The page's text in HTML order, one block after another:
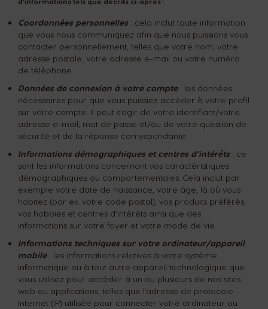
Coordonnées personnelles : cela inclut toute information
que vous nous communiquez afin que nous puissions vous
contacter personnellement, telles que votre nom, votre
adresse postale, votre adresse e-mail ou votre numéro
de téléphone.
Données de connexion à votre compte: les données
nécessaires pour que vous puissiez accéder à votre profil
sur votre compte. Il peut s’agir de votre identifiant/votre
adresse e-mail, mot de passe et/ou de votre question de
sécurité et de la réponse correspondante.
Informations démographiques et centres d’intérêts : ce
sont les informations concernant vos caractéristiques
démographiques ou comportementales. Cela inclut par
exemple votre date de naissance, votre âge, là où vous
habitez (par ex. votre code postal), vos produits préférés,
vos hobbies et centres d’intérêts ainsi que des
informations sur votre foyer et votre mode de vie.
Informations techniques sur votre ordinateur/appareil
mobile: les informations relatives à votre système
informatique ou à tout autre appareil technologique que
vous utilisez pour accéder à un ou plusieurs de nos sites
web ou applications, telles que l’adresse de protocole
Internet (IP) utilisée pour connecter votre ordinateur ou